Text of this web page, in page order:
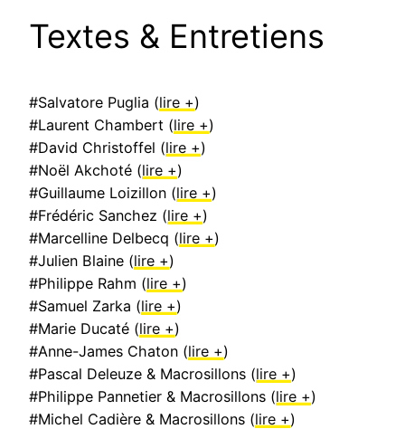
Textes & Entretiens
#Salvatore Puglia (lire +)
#Laurent Chambert (lire +)
#David Christoffel (lire +)
#Noël Akchoté (lire +)
#Guillaume Loizillon (lire +)
#Frédéric Sanchez (lire +)
#Marcelline Delbecq (lire +)
#Julien Blaine (lire +)
#Philippe Rahm (lire +)
#Samuel Zarka (lire +)
#Marie Ducaté (lire +)
#Anne-James Chaton (lire +)
#Pascal Deleuze & Macrosillons (lire +)
#Philippe Pannetier & Macrosillons (lire +)
#Michel Cadière & Macrosillons (lire +)